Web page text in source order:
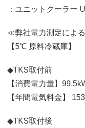
：ユニットクーラー
≪弊社電力測定によ
【5℃ 原料冷蔵庫】
◆TKS取付前
【消費電力量】
【年間電気料金】
◆TKS取付後